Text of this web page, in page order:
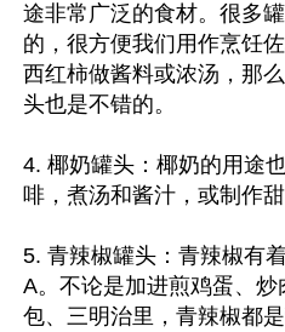
途非常广泛的食材。很多
的，很方便我们用作烹饪
西红柿做酱料或浓汤，那
头也是不错的。
4. 椰奶罐头：椰奶的用途
啡，煮汤和酱汁，或制作甜
5. 青辣椒罐头：青辣椒有
A。不论是加进煎鸡蛋、
包、三明治里，青辣椒都